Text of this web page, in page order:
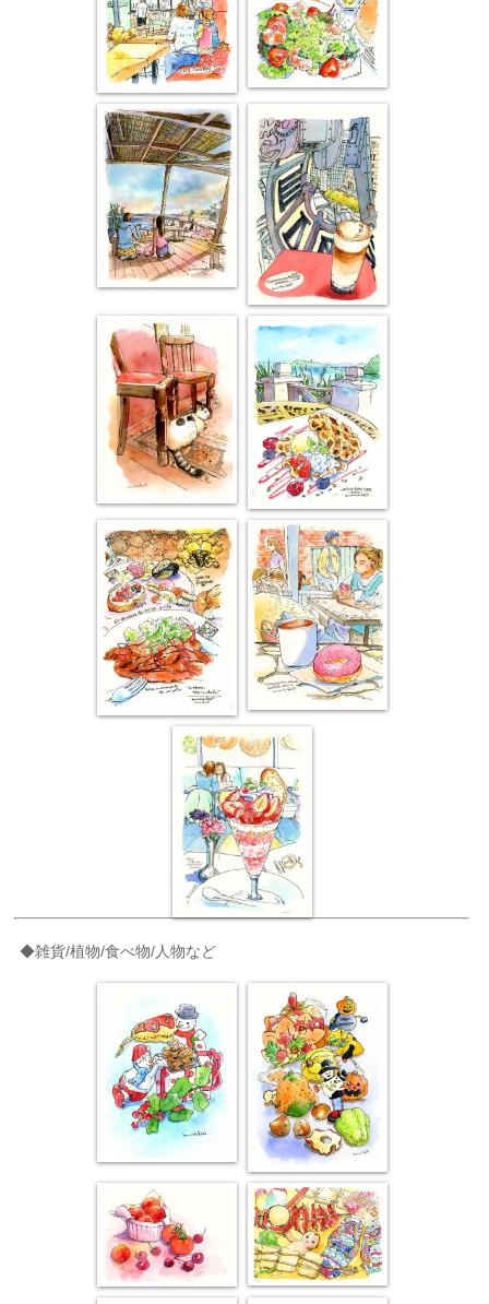
◆雑貨/植物/食べ物/人物など